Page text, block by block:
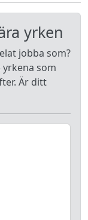
yrken
jobba som?
som
Är ditt